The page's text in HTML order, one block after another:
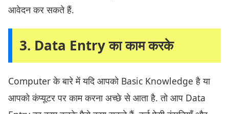
आवेदन कर सकते हैं.
3. Data Entry का काम करके
Computer के बारे में यदि आपको Basic Knowledge है या
आपको कंप्यूटर पर काम करना अच्छे से आता है. तो आप Data